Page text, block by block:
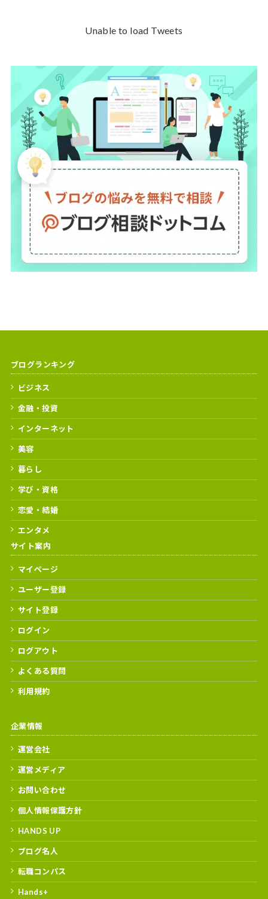
Unable to load Tweets
ブログランキング
ビジネス
金融・投資
インターネット
美容
暮らし
学び・資格
恋愛・結婚
エンタメ
サイト案内
マイページ
ユーザー登録
サイト登録
ログイン
ログアウト
よくある質問
利用規約
企業情報
運営会社
運営メディア
お問い合わせ
個人情報保護方針
HANDS UP
ブログ名人
転職コンパス
Hands+